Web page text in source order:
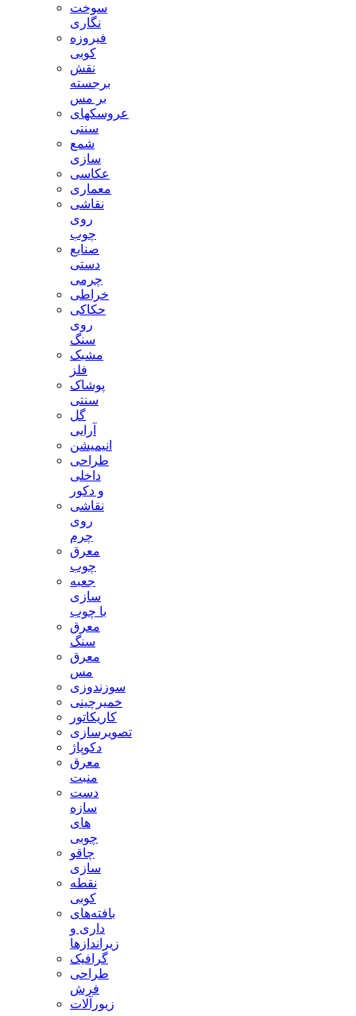
سوخت
نگاری
فیروزه
کوبی
نقش
برجسته
بر مس
عروسکهای
سنتی
شمع
سازی
عکاسی
معماری
نقاشی
روی
چوب
صنایع
دستی
چرمی
خراطی
حکاکی
روی
سنگ
مشبک
فلز
پوشاک
سنتی
گل
آرایی
انیمیشن
طراحی
داخلی
و دکور
نقاشی
روی
چرم
معرق
چوب
جعبه
سازی
با چوب
معرق
سنگ
معرق
مس
سوزندوزی
خمیرچینی
کاریکاتور
تصویرسازی
دکوپاژ
معرق
منبت
دست
سازه
های
چوبی
چاقو
سازی
نقطه
کوبی
بافته‌های
داری و
زیراندازها
گرافیک
طراحی
فرش
زیورآلات